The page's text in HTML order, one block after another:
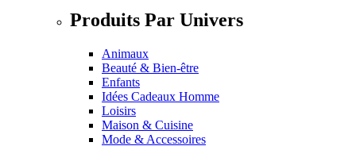
Produits Par Univers
Animaux
Beauté & Bien-être
Enfants
Idées Cadeaux Homme
Loisirs
Maison & Cuisine
Mode & Accessoires